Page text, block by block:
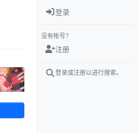
登录
没有帐号？
注册
登录或注册以进行搜索。